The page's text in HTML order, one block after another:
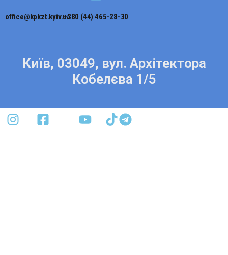
office@kpkzt.kyiv.ua+380 (44) 465-28-30
Київ, 03049, вул. Архітектора
Кобелєва 1/5